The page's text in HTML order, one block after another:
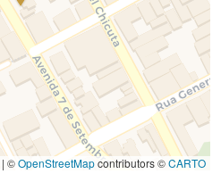
| ©OpenStreetMapcontributors ©CARTO